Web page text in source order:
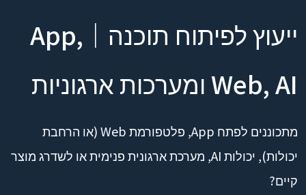
ייעוץ לפיתוח תוכנה｜App,
Web, AI ומערכות ארגוניות
מתכוננים לפתח App, פלטפורמת Web (או הרחבת
יכולות), יכולות AI, מערכת ארגונית פנימית או לשדרג מוצר
קיים?